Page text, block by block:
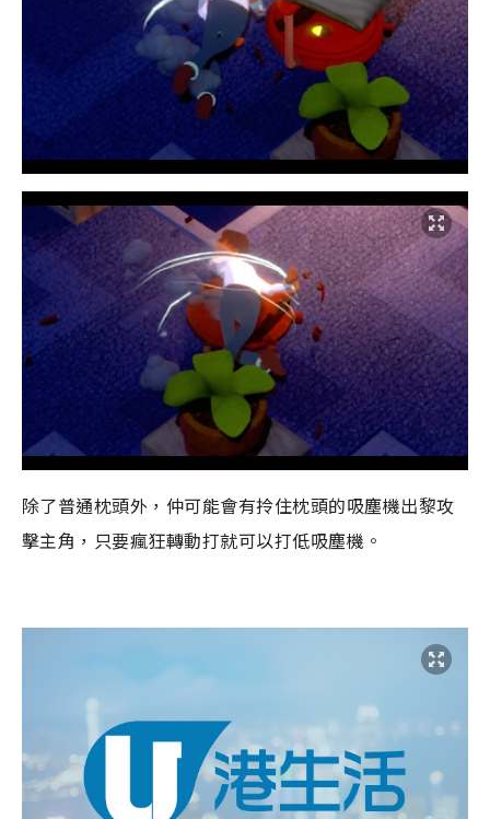
除了普通枕頭外，仲可能會有拎住枕頭的吸塵機出黎攻
擊主角，只要瘋狂轉動打就可以打低吸塵機。